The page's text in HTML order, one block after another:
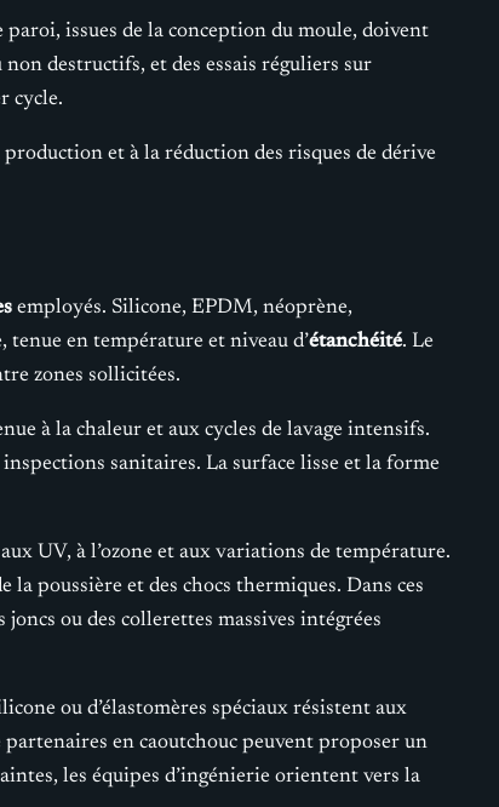
issues de la conception du moule, doivent
destructifs, et des essais réguliers sur
cycle.
et à la réduction des risques de dérive
employés. Silicone, EPDM, néoprène,
en température et niveau d’étanchéité. Le
zones sollicitées.
à la chaleur et aux cycles de lavage intensifs.
sanitaires. La surface lisse et la forme
UV, à l’ozone et aux variations de température.
poussière et des chocs thermiques. Dans ces
ou des collerettes massives intégrées
ou d’élastomères spéciaux résistent aux
en caoutchouc peuvent proposer un
les équipes d’ingénierie orientent vers la